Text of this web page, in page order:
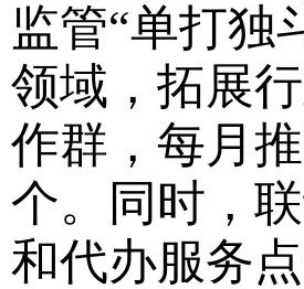
监管“单打独
领域，拓展
作群，每月
个。同时，
和代办服务